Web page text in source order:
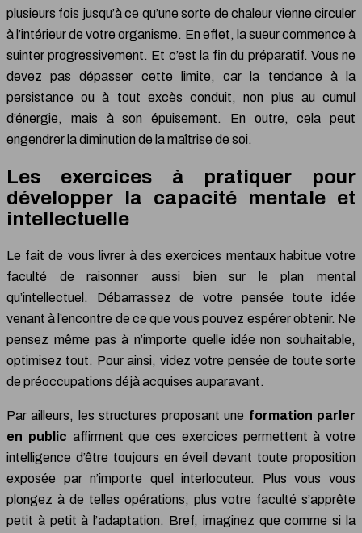
plusieurs fois jusqu’à ce qu’une sorte de chaleur vienne circuler
à l’intérieur de votre organisme. En effet, la sueur commence à
suinter progressivement. Et c’est la fin du préparatif. Vous ne
devez pas dépasser cette limite, car la tendance à la
persistance ou à tout excès conduit, non plus au cumul
d’énergie, mais à son épuisement. En outre, cela peut
engendrer la diminution de la maîtrise de soi.
Les exercices à pratiquer pour
développer la capacité mentale et
intellectuelle
Le fait de vous livrer à des exercices mentaux habitue votre
faculté de raisonner aussi bien sur le plan mental
qu’intellectuel. Débarrassez de votre pensée toute idée
venant à l’encontre de ce que vous pouvez espérer obtenir. Ne
pensez même pas à n’importe quelle idée non souhaitable,
optimisez tout. Pour ainsi, videz votre pensée de toute sorte
de préoccupations déjà acquises auparavant.
Par ailleurs, les structures proposant une formation parler
en public affirment que ces exercices permettent à votre
intelligence d’être toujours en éveil devant toute proposition
exposée par n’importe quel interlocuteur. Plus vous vous
plongez à de telles opérations, plus votre faculté s’apprête
petit à petit à l’adaptation. Bref, imaginez que comme si la